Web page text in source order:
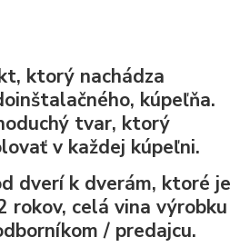
ktorý nachádza
​​kúpeľňa.
tvar, ktorý
v každej kúpeľni.
dverí k dverám, ktoré je
rokov, celá vina výrobku
/ predajcu.